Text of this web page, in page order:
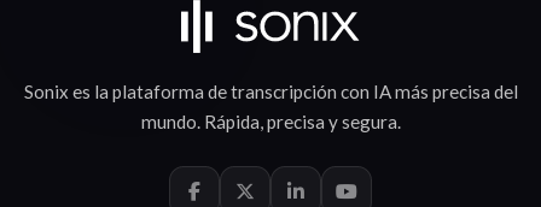
Sonix es la plataforma detranscripción con IAmás precisa del
mundo. Rápida,precisa ysegura.